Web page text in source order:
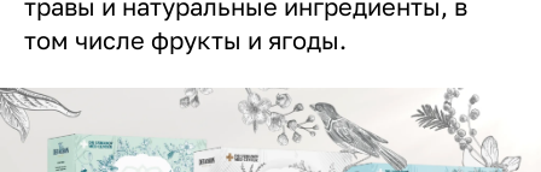
том числе фрукты и ягоды.